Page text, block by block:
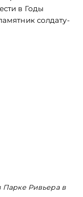
в Годы
солдату-
Парке Ривьера в